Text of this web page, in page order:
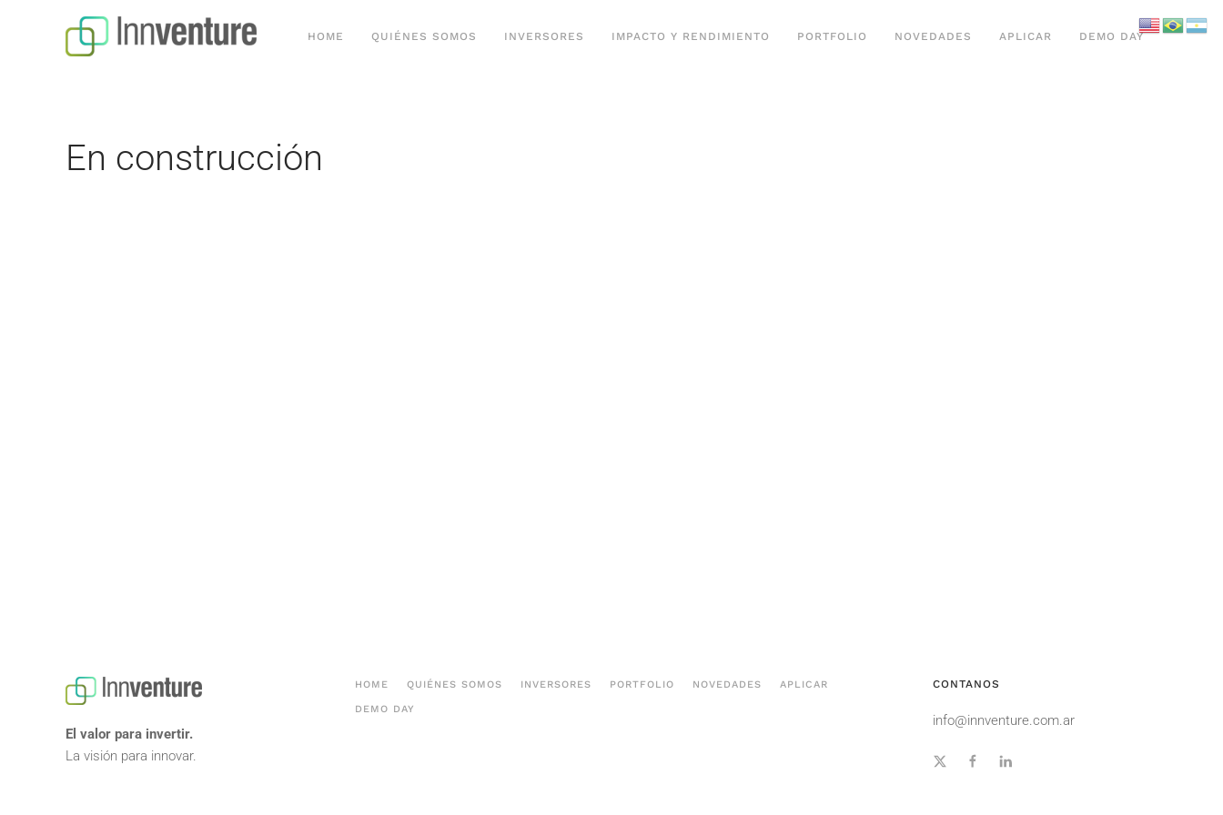
Skip to main content HOME QUIÉNES SOMOS INVERSORES IMPACTO Y RENDIMIENTO PORTFOLIO NOVEDADES APLICAR DEMO DAY
En construcción
El valor para invertir.
La visión para innovar.
HOME QUIÉNES SOMOS INVERSORES PORTFOLIO NOVEDADES APLICAR
DEMO DAY
CONTANOS
info@innventure.com.ar